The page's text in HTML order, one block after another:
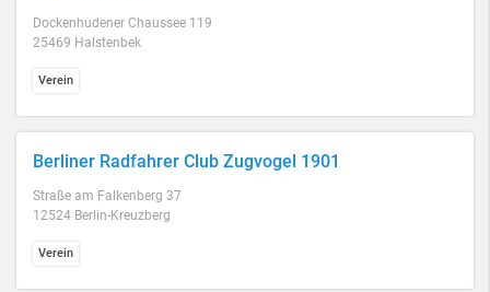
Dockenhudener Chaussee 119
25469 Halstenbek
Verein
Berliner Radfahrer Club Zugvogel 1901
Straße am Falkenberg 37
12524 Berlin-Kreuzberg
Verein